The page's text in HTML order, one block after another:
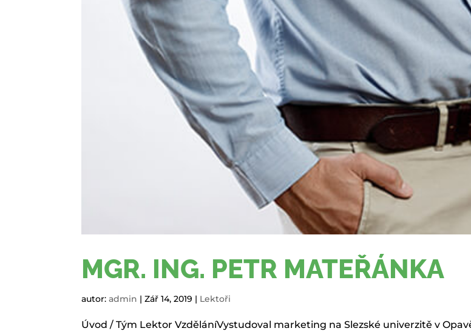
MGR. ING. PETR MATEŘÁNKA
autor:admin |Zář 14, 2019 | Lektoři
Úvod / Tým Lektor VzděláníVystudoval marketing na Slezské univerzitě v